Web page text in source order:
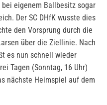
eigenem Ballbesitz sogar
Der SC DHfK wusste dies
den Vorsprung durch die
über die Ziellinie. Nach
es nun schnell wieder
Tagen (Sonntag, 16 Uhr)
nächste Heimspiel auf dem